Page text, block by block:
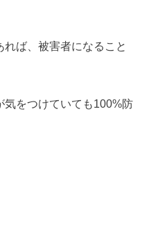
ば、被害者になること
気をつけていても100%防